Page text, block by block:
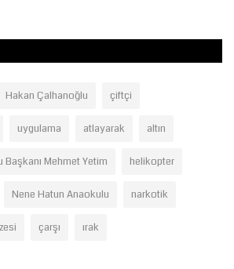
Hakan Çalhanoğlu çiftçi
uygulama atlayarak altın
Başkanı Mehmet Yetim helikopter
Nene Hatun Anaokulu narkotik
çarşı ırak